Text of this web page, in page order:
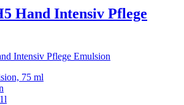
Hand Intensiv Pflege
75 ml